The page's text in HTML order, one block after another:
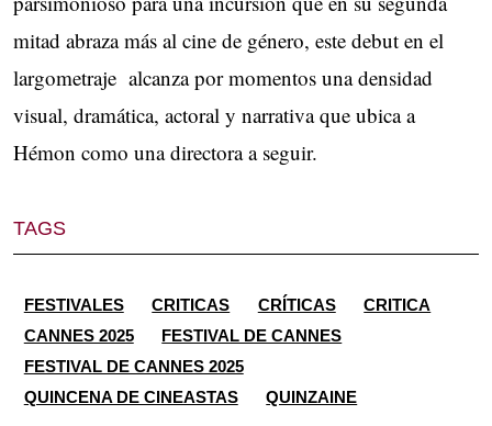
mitad abraza más al cine de género, este debut en el
largometraje alcanza por momentos una densidad
visual, dramática, actoral y narrativa que ubica a
Hémon como una directora a seguir.
TAGS
FESTIVALES CRITICAS CRÍTICAS
CRITICA
CANNES 2025
FESTIVAL DE CANNES
FESTIVAL DE CANNES 2025
QUINCENA DE CINEASTAS
QUINZAINE